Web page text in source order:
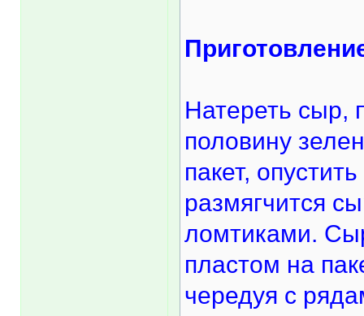
Натереть сыр,
половину
пакет,
размягчится
ломтиками.
пластом на
чередуя с